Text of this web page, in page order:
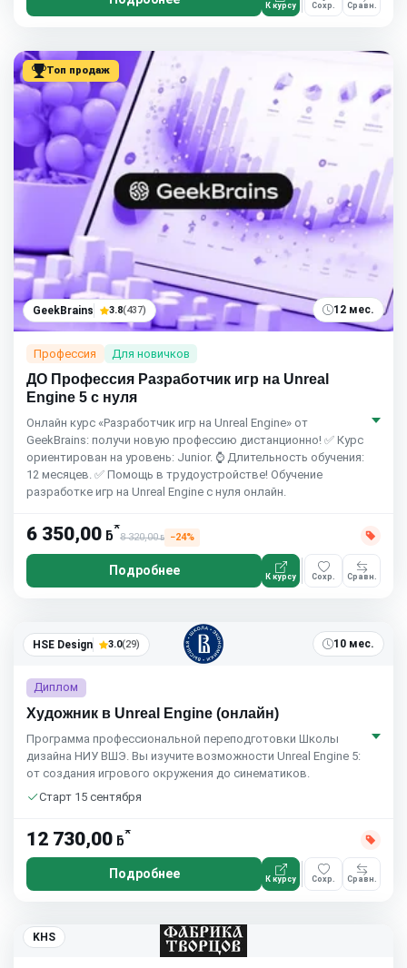
К курсу Сохр. Сравн.
Топ продаж
GeekBrains 3.8(437) 12 мес.
Профессия Для новичков
ДО Профессия Разработчик игр на Unreal
Engine 5 с нуля
Онлайн курс «Разработчик игр на Unreal Engine» от
GeekBrains: получи новую профессию дистанционно! ✅ Курс
ориентирован на уровень: Junior. ⌚ Длительность обучения:
12 месяцев. ✅ Помощь в трудоустройстве! Обучение
разработке игр на Unreal Engine с нуля онлайн.
6 350,00 ƃ*
8 320,00ƃ −24%
Подробнее К курсу Сохр. Сравн.
HSE Design 3.0(29) 10 мес.
Диплом
Художник в Unreal Engine (онлайн)
Программа профессиональной переподготовки Школы
дизайна НИУ ВШЭ. Вы изучите возможности Unreal Engine 5:
от создания игрового окружения до синематиков.
Старт 15 сентября
12 730,00 ƃ*
Подробнее К курсу Сохр. Сравн.
KHS